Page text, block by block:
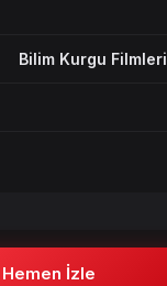
Bilim Kurgu Filmleri
Hemen İzle